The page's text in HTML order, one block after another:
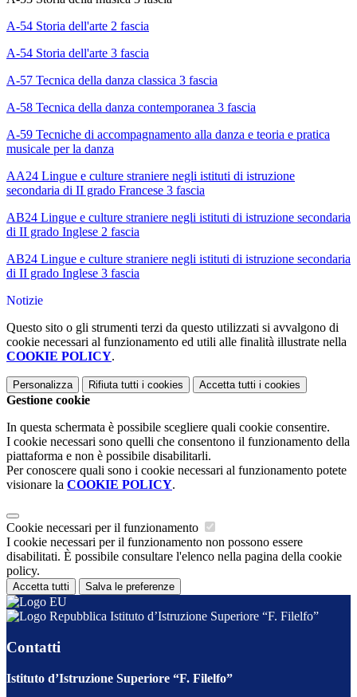
A-54 Storia dell'arte 2 fascia
A-54 Storia dell'arte 3 fascia
A-57 Tecnica della danza classica 3 fascia
A-58 Tecnica della danza contemporanea 3 fascia
A-59 Tecniche di accompagnamento alla danza e teoria e pratica
musicale per la danza
AA24 Lingue e culture straniere negli istituti di istruzione
secondaria di II grado Francese 3 fascia
AB24 Lingue e culture straniere negli istituti di istruzione secondaria
di II grado Inglese 2 fascia
AB24 Lingue e culture straniere negli istituti di istruzione secondaria
di II grado Inglese 3 fascia
Notizie
Questo sito o gli strumenti terzi da questo utilizzati si avvalgono di
cookie necessari al funzionamento ed utili alle finalità illustrate nella
COOKIE POLICY.
Personalizza Rifiuta tutti i cookies Accetta tutti i cookies
Gestione cookie
In questa schermata è possibile scegliere quali cookie consentire.
I cookie necessari sono quelli che consentono il funzionamento della
piattaforma e non è possibile disabilitarli.
Per conoscere quali sono i cookie necessari al funzionamento potete
visionare la COOKIE POLICY.
Cookie necessari per il funzionamento
I cookie necessari per il funzionamento non possono essere
disabilitati. È possibile consultare l'elenco nella pagina della cookie
policy.
Accetta tutti Salva le preferenze
Istituto d’Istruzione Superiore “F. Filelfo”
Contatti
Istituto d’Istruzione Superiore “F. Filelfo”